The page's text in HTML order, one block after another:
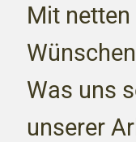
Mit
Was uns
unserer